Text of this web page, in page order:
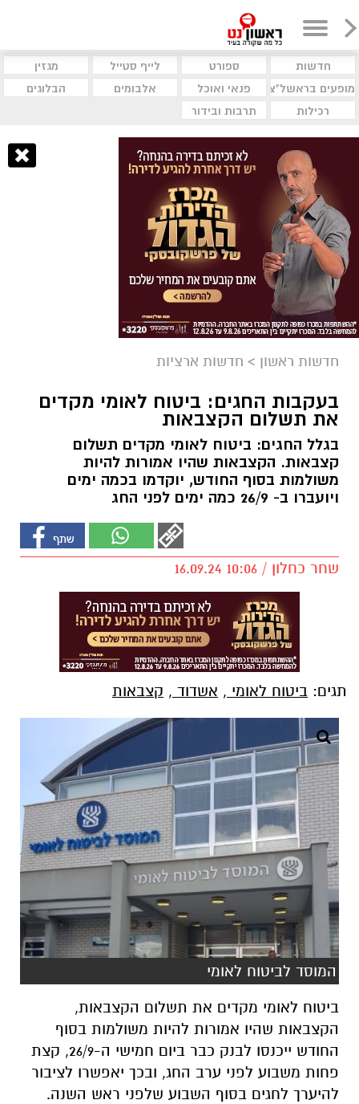
חדשות ספורט לייף סטייל
מגזין
מופעים בראשל"צ
פנאי ואוכל אלבומים
הבלוגים
רכילות
תרבות ובידור
חדשות ראשון > חדשות ארציות
בעקבות החגים: ביטוח לאומי מקדים
את תשלום הקצבאות
בגלל החגים: ביטוח לאומי מקדים תשלום
קצבאות. הקצבאות שהיו אמורות להיות
משולמות בסוף החודש, יוקדמו בכמה ימים
ויועברו ב- 26/9 כמה ימים לפני החג
שחר כחלון / 10:06 16.09.24
תגים: ביטוח לאומי , אשדוד , קצבאות
המוסד לביטוח לאומי
ביטוח לאומי מקדים את תשלום הקצבאות,
הקצבאות שהיו אמורות להיות משולמות בסוף
החודש ייכנסו לבנק כבר ביום חמישי ה-26/9, קצת
פחות משבוע לפני ערב החג, ובכך יאפשרו לציבור
להיערך לחגים בסוף השבוע שלפני ראש השנה.